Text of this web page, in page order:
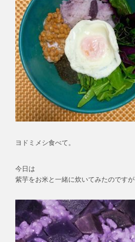
ヨドミメシ食べて。
今日は
紫芋をお米と一緒に炊いてみたのですが